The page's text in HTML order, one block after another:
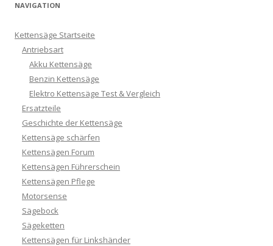
NAVIGATION
Kettensäge Startseite
Antriebsart
Akku Kettensäge
Benzin Kettensäge
Elektro Kettensäge Test & Vergleich
Ersatzteile
Geschichte der Kettensäge
Kettensäge schärfen
Kettensägen Forum
Kettensägen Führerschein
Kettensägen Pflege
Motorsense
Sägebock
Sägeketten
Kettensägen für Linkshänder